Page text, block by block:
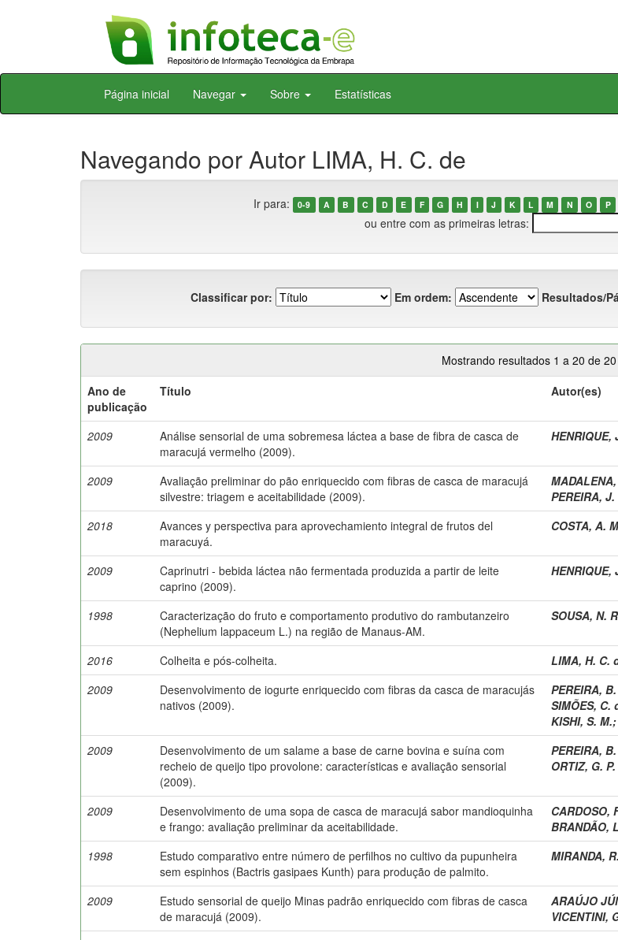
Skip
Página inicial Navegar Sobre Estatísticas
Navegando por Autor LIMA, H. C. de
Ir para: 0-9 A B C D E F G H I J K L M N O P
ou entre com as primeiras letras:
Classificar por: Em ordem: Resultados/
Mostrando resultados 1 a 20 de 20
Ano de
publicação
Título Autor(es)
2009
Análise sensorial de uma sobremesa láctea a base de fibra de casca de
maracujá vermelho (2009).
HENRIQUE,
2009
Avaliação preliminar do pão enriquecido com fibras de casca de maracujá
silvestre: triagem e aceitabilidade (2009).
PEREIRA, J.
2018
Avances y perspectiva para aprovechamiento integral de frutos del
maracuyá.
COSTA, A.
2009
Caprinutri - bebida láctea não fermentada produzida a partir de leite
caprino (2009).
HENRIQUE,
1998
Caracterização do fruto e comportamento produtivo do rambutanzeiro
(Nephelium lappaceum L.) na região de Manaus-AM.
SOUSA, N.
2016 Colheita e pós-colheita. LIMA, H. C.
2009
Desenvolvimento de iogurte enriquecido com fibras da casca de maracujás
nativos (2009).
PEREIRA,
SIMÕES, C.
KISHI, S. M.;
2009
Desenvolvimento de um salame a base de carne bovina e suína com
recheio de queijo tipo provolone: características e avaliação sensorial
(2009).
PEREIRA,
ORTIZ, G. P.
2009
Desenvolvimento de uma sopa de casca de maracujá sabor mandioquinha
e frango: avaliação preliminar da aceitabilidade.
CARDOSO,
BRANDÃO,
1998
Estudo comparativo entre número de perfilhos no cultivo da pupunheira
sem espinhos (Bactris gasipaes Kunth) para produção de palmito.
MIRANDA,
2009
Estudo sensorial de queijo Minas padrão enriquecido com fibras de casca
de maracujá (2009).
ARAÚJO
VICENTINI,